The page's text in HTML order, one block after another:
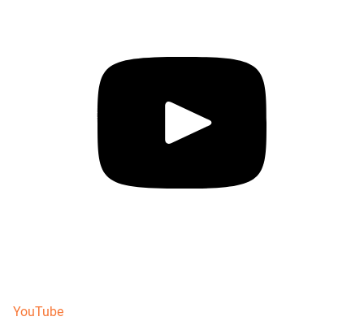
YouTube